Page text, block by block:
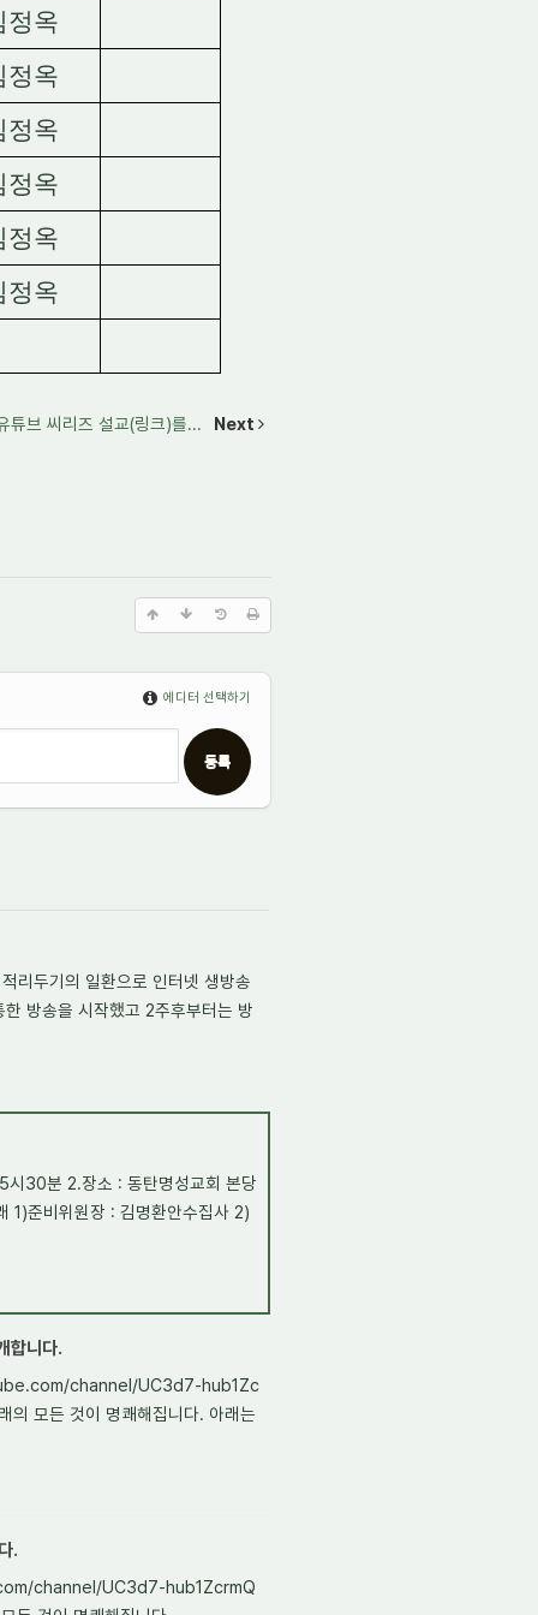
정옥
정옥
정옥
정옥
정옥
정옥
튜브 씨리즈 설교(링크)를... Next
에디터 선택하기
리두기의 일환으로 인터넷 생방송
방송을 시작했고 2주후부터는 방
30분 2.장소 : 동탄명성교회 본당
1)준비위원장 : 김명환안수집사 2)
합니다.
channel/UC3d7-hub1Zc
모든 것이 명쾌해집니다. 아래는
.
channel/UC3d7-hub1ZcrmQ